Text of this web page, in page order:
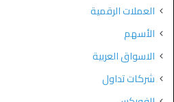
العملات الرقمية
الأسهم
الاسواق العربية
شركات تداول